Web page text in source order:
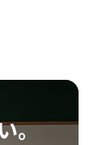
。